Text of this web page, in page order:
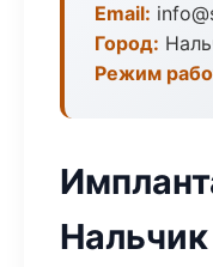
Email:
Город:
Режим
Нальчик